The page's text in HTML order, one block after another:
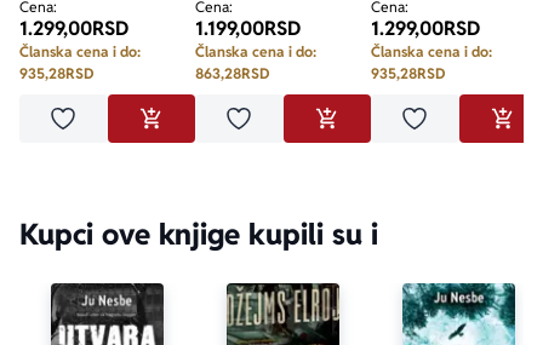
Cena:
1.299,00RSD
Članska cena i do:
935,28RSD
Dodaj u omiljeneDODAJ U KORPU
Cena:
1.199,00RSD
Članska cena i do:
863,28RSD
Dodaj u omiljeneDODAJ U KORPU
Cena:
1.299,00RSD
Članska cena i do:
935,28RSD
Dodaj u
Kupci ove knjige kupili su i